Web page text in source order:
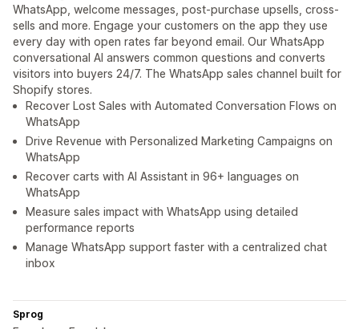
WhatsApp, welcome messages, post-purchase upsells, cross-
sells and more. Engage your customers on the app they use
every day with open rates far beyond email. Our WhatsApp
conversational AI answers common questions and converts
visitors into buyers 24/7. The WhatsApp sales channel built for
Shopify stores.
Recover Lost Sales with Automated Conversation Flows on
WhatsApp
Drive Revenue with Personalized Marketing Campaigns on
WhatsApp
Recover carts with AI Assistant in 96+ languages on
WhatsApp
Measure sales impact with WhatsApp using detailed
performance reports
Manage WhatsApp support faster with a centralized chat
inbox
Sprog